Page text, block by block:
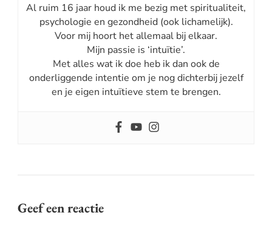
Al ruim 16 jaar houd ik me bezig met spiritualiteit,
psychologie en gezondheid (ook lichamelijk).
Voor mij hoort het allemaal bij elkaar.
Mijn passie is ‘intuïtie’.
Met alles wat ik doe heb ik dan ook de
onderliggende intentie om je nog dichterbij jezelf
en je eigen intuïtieve stem te brengen.
Geef een reactie